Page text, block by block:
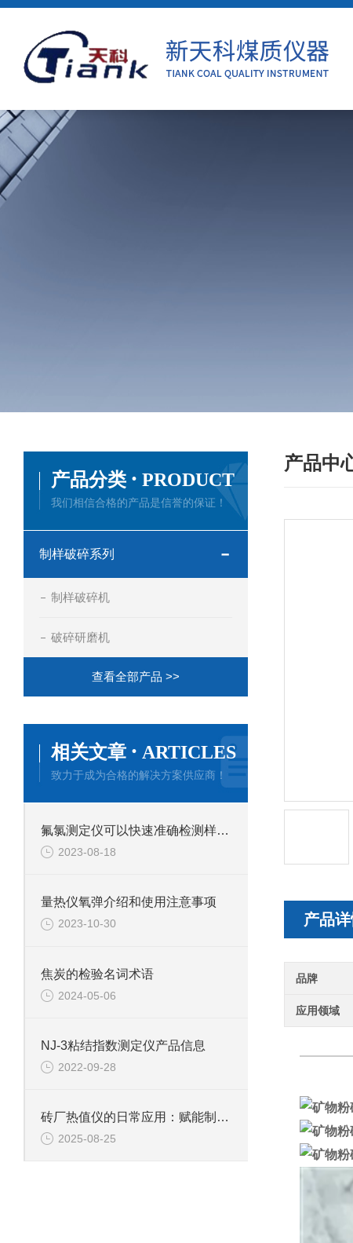
产品中
产品
品牌
应用领域
产品分类 · PRODUCT
我们相信合格的产品是信誉的保证！
制样破碎系列
制样破碎机
破碎研磨机
查看全部产品 >>
相关文章 · ARTICLES
致力于成为合格的解决方案供应商！
氟氯测定仪可以快速准确检测样品中氟和氯含量的仪器
2023-08-18
​量热仪氧弹介绍和使用注意事项
2023-10-30
焦炭的检验名词术语
2024-05-06
NJ-3粘结指数测定仪产品信息
2022-09-28
砖厂热值仪的日常应用：赋能制砖生产的关键技术支撑
2025-08-25